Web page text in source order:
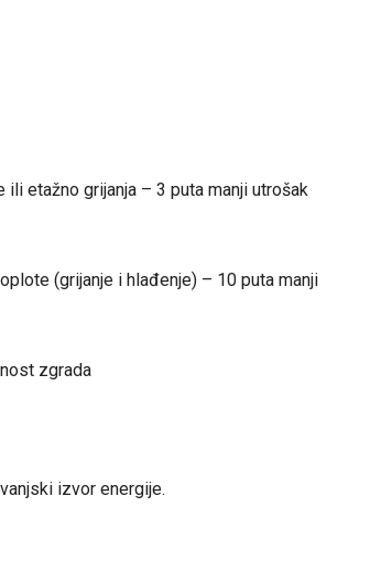
etažno grijanja – 3 puta manji utrošak
(grijanje i hlađenje) – 10 puta manji
zgrada
izvor energije.